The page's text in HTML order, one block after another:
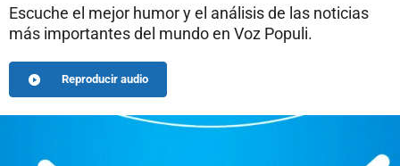
Escuche el mejor humor y el análisis de las noticias
más importantes del mundo en Voz Populi.
Reproducir audio